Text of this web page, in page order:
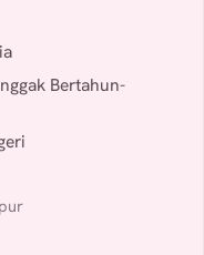
Bertahun-